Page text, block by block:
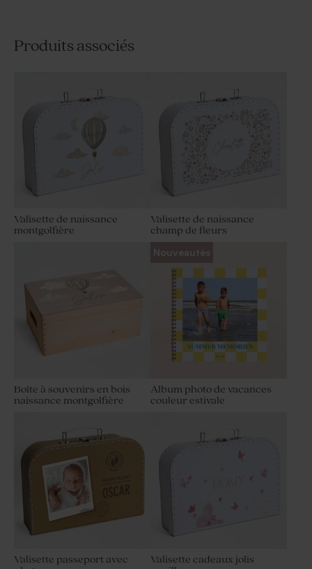
Produits associés
Valisette de naissance
montgolfière
Valisette de naissance
champ de fleurs
Boîte à souvenirs en bois
naissance montgolfière
Nouveautés
Album photo de vacances
couleur estivale
Valisette passeport avec
Valisette cadeaux jolis